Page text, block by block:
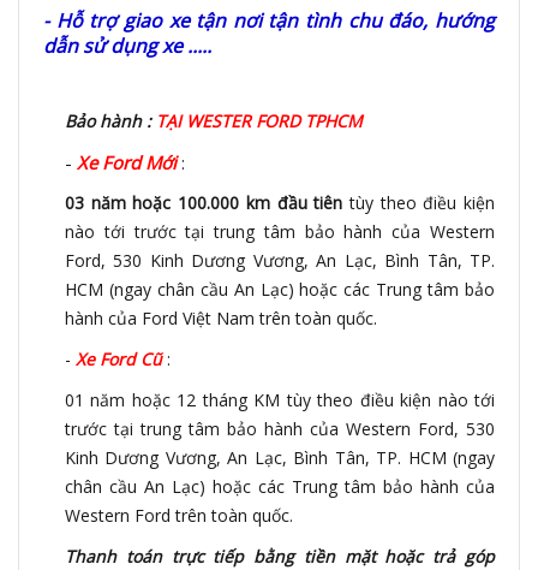
- Hỗ trợ giao xe tận nơi tận tình chu đáo, hướng
dẫn sử dụng xe .....
Bảo hành : TẠI WESTER FORD TPHCM
- Xe Ford Mới:
03 năm hoặc 100.000 km đầu tiên tùy theo điều kiện
nào tới trước tại trung tâm bảo hành của Western
Ford, 530 Kinh Dương Vương, An Lạc, Bình Tân, TP.
HCM (ngay chân cầu An Lạc) hoặc các Trung tâm bảo
hành của Ford Việt Nam trên toàn quốc.
- Xe Ford Cũ:
01 năm hoặc 12 tháng KMtùy theo điều kiện nào tới
trước tại trung tâm bảo hành của Western Ford, 530
Kinh Dương Vương, An Lạc, Bình Tân, TP. HCM (ngay
chân cầu An Lạc) hoặc các Trung tâm bảo hành của
Western Ford trên toàn quốc.
Thanh toán trực tiếp bằng tiền mặt hoặc trả góp